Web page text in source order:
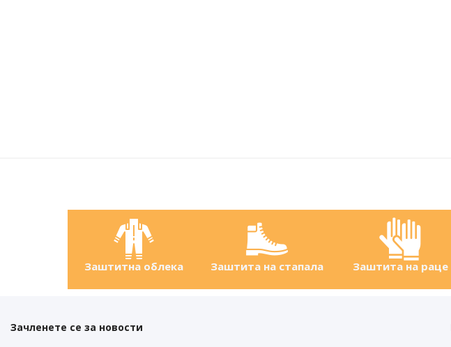
Заштитна облека Заштита на стапала Заштита на раце
Зачленете се за новости